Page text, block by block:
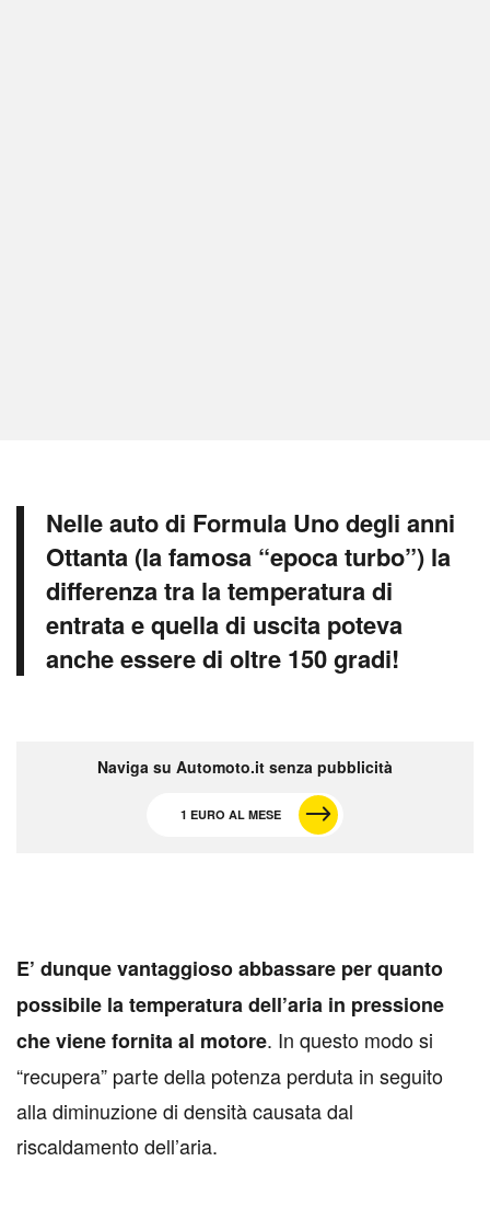
Nelle auto di Formula Uno degli anni
Ottanta (la famosa “epoca turbo”) la
differenza tra la temperatura di
entrata e quella di uscita poteva
anche essere di oltre 150 gradi!
Naviga su Automoto.it senza pubblicità
1 EURO AL MESE
E’ dunque vantaggioso abbassare per quanto
possibile la temperatura dell’aria in pressione
che viene fornita al motore. In questo modo si
“recupera” parte della potenza perduta in seguito
alla diminuzione di densità causata dal
riscaldamento dell’aria.